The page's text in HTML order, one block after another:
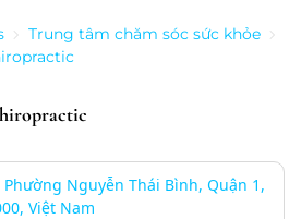
Trung tâm chăm sóc sức khỏe
Nguyễn Thái Bình, Quận 1,
Việt Nam